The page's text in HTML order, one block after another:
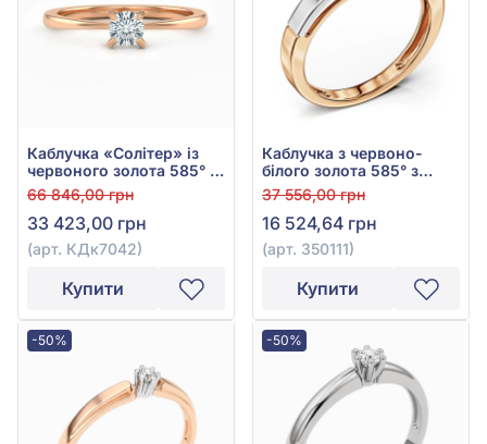
Каблучка «Солітер» із
червоного золота 585° з
діамантом 0,16ct, арт.
КДк7042
66 846,00 грн
33 423,00 грн
(арт. КДк7042)
Купити
Каблучка з червоно-
білого золота 585° з
фіанітом/куб.цирконієм,
арт. 350111
37 556,00 грн
16 524,64 грн
(арт. 350111)
Купити
-50% -50%